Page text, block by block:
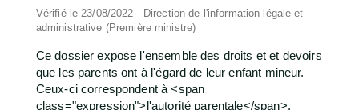
Vérifié le 23/08/2022 - Direction de l'information légale et
administrative (Première ministre)
Ce dossier expose l'ensemble des droits et et devoirs
que les parents ont à l'égard de leur enfant mineur.
Ceux-ci correspondent à <span
class="expression">l'autorité parentale</span>.